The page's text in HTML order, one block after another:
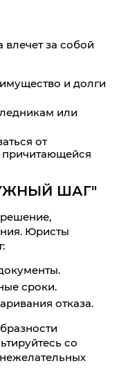
влечет за собой
и долги
или
от
причитающейся
ШАГ"
решение,
Юристы
сроки.
отказа.
со